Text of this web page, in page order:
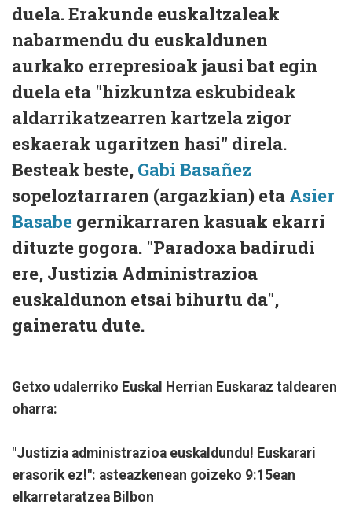
duela. Erakunde euskaltzaleak
nabarmendu du euskaldunen
aurkako errepresioak jausi bat egin
duela eta "hizkuntza eskubideak
aldarrikatzearren kartzela zigor
eskaerak ugaritzen hasi" direla.
Besteak beste, Gabi Basañez
sopeloztarraren (argazkian) eta Asier
Basabe gernikarraren kasuak ekarri
dituzte gogora. "Paradoxa badirudi
ere, Justizia Administrazioa
euskaldunon etsai bihurtu da",
gaineratu dute.
Getxo udalerriko Euskal Herrian Euskaraz taldearen
oharra:
"Justizia administrazioa euskaldundu! Euskarari
erasorik ez!": asteazkenean goizeko 9:15ean
elkarretaratzea Bilbon